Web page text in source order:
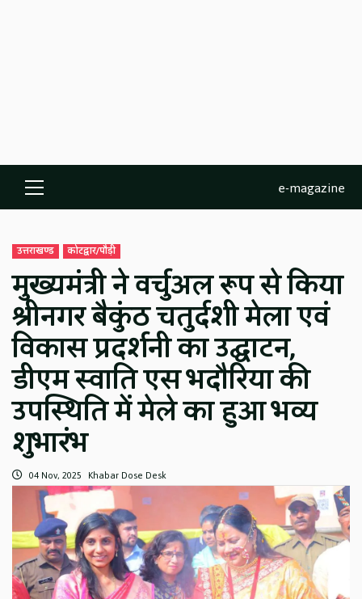
Primary
Menu
e-magazine
उत्तराखण्ड कोटद्वार/पौड़ी
मुख्यमंत्री ने वर्चुअल रूप से किया
श्रीनगर बैकुंठ चतुर्दशी मेला एवं
विकास प्रदर्शनी का उद्घाटन,
डीएम स्वाति एस भदौरिया की
उपस्थिति में मेले का हुआ भव्य
शुभारंभ
04 Nov, 2025 Khabar Dose Desk